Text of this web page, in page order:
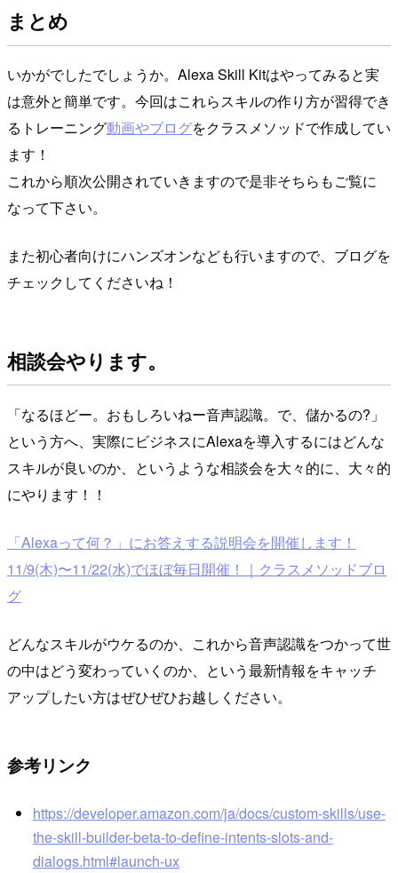
まとめ
いかがでしたでしょうか。Alexa Skill Kitはやってみると実
は意外と簡単です。今回はこれらスキルの作り方が習得でき
るトレーニング動画やブログをクラスメソッドで作成してい
ます！
これから順次公開されていきますので是非そちらもご覧に
なって下さい。
また初心者向けにハンズオンなども行いますので、ブログを
チェックしてくださいね！
相談会やります。
「なるほどー。おもしろいねー音声認識。で、儲かるの?」
という方へ、実際にビジネスにAlexaを導入するにはどんな
スキルが良いのか、というような相談会を大々的に、大々的
にやります！！
「Alexaって何？」にお答えする説明会を開催します！
11/9(木)〜11/22(水)でほぼ毎日開催！｜クラスメソッドブロ
グ
どんなスキルがウケるのか、これから音声認識をつかって世
の中はどう変わっていくのか、という最新情報をキャッチ
アップしたい方はぜひぜひお越しください。
参考リンク
https://developer.amazon.com/ja/docs/custom-skills/use-
the-skill-builder-beta-to-define-intents-slots-and-
dialogs.html#launch-ux